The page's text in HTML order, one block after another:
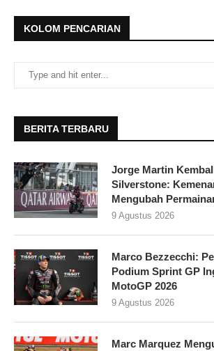
KOLOM PENCARIAN
BERITA TERBARU
Jorge Martin
Silverstone:
Mengubah
9 Agustus 2026
Marco Bezzecchi:
Podium Sprint GP
MotoGP 2026
9 Agustus 2026
Marc Marquez